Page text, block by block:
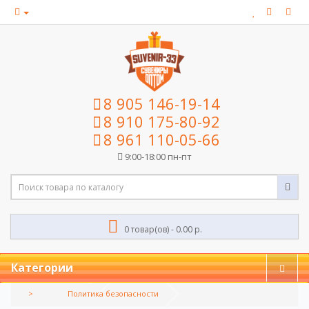
8 905 146-19-14
8 910 175-80-92
8 961 110-05-66
9:00-18:00 пн-пт
0 товар(ов) - 0.00 р.
Категории
Политика безопасности